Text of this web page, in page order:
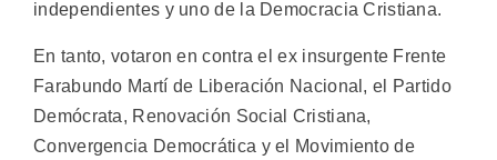
independientes y uno de la Democracia Cristiana.
En tanto, votaron en contra el ex insurgente Frente
Farabundo Martí de Liberación Nacional, el Partido
Demócrata, Renovación Social Cristiana,
Convergencia Democrática y el Movimiento de